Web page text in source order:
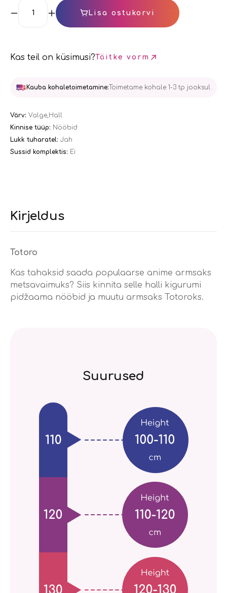
Lisa ostukorvi
Kas teil on küsimusi?Täitke vorm
Kauba kohaletoimetamine: Toimetame kohale 1-3 tp jooksul.
Värv: Valge,Hall
Kinnise tüüp: Nööbid
Lukk tuharatel: Jah
Sussid komplektis: Ei
Kirjeldus
Totoro
Kas tahaksid saada populaarse anime armsaks
metsavaimuks? Siis kinnita selle halli kigurumi
pidžaama nööbid ja muutu armsaks Totoroks.
Suurused